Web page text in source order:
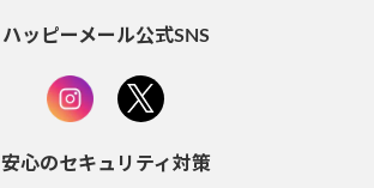
ハッピーメール公式SNS
安心のセキュリティ対策